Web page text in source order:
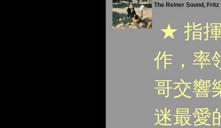
The Reiner Sound, Fritz
★ 指
作，率
哥交響
迷最愛